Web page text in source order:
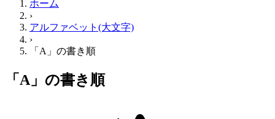
ホーム
›
アルファベット(大文字)
›
「A」の書き順
「A」の書き順